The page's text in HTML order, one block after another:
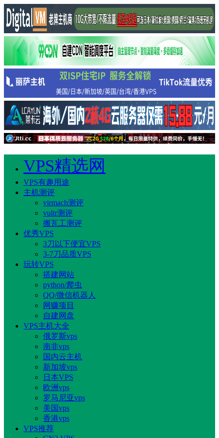
VPS精选网
VPS有趣用途
主机测评
virmach测评
vultr测评
搬瓦工测评
优秀VPS
3刀以下便宜VPS
3-7刀品质VPS
玩转VPS
搭建网站
python/爬虫
QQ/微信机器人
网赚项目
自建网盘
VPS主机大全
俄罗斯vps
南非vps
国内云主机
新加坡vps
日本VPS
欧洲vps
罗马尼亚vps
美国vps
香港vps
VPS推荐